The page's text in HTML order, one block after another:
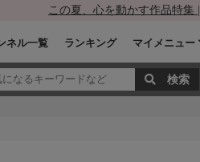
この夏、心を動かす作品特集
ネル一覧 ランキング マイメニュー